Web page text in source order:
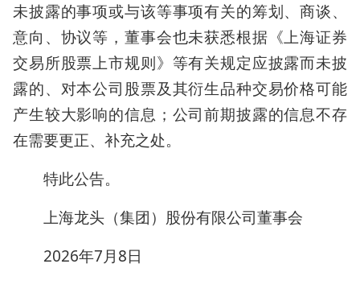
未披露的事项或与该等事项有关的筹划、商谈、
意向、协议等，董事会也未获悉根据《上海证券
交易所股票上市规则》等有关规定应披露而未披
露的、对本公司股票及其衍生品种交易价格可能
产生较大影响的信息；公司前期披露的信息不存
在需要更正、补充之处。
特此公告。
上海龙头（集团）股份有限公司董事会
2026年7月8日